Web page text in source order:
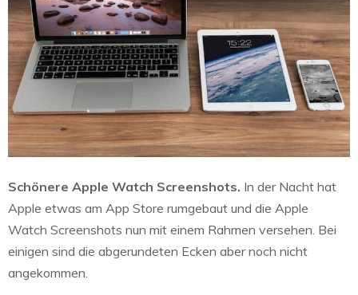
Schönere Apple Watch Screenshots. In der Nacht hat
Apple etwas am App Store rumgebaut und die Apple
Watch Screenshots nun mit einem Rahmen versehen. Bei
einigen sind die abgerundeten Ecken aber noch nicht
angekommen.